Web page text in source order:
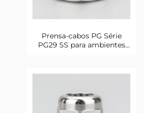
Prensa-cabos PG Série
PG29 SS para ambientes